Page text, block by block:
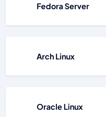
Fedora Server
Arch Linux
Oracle Linux